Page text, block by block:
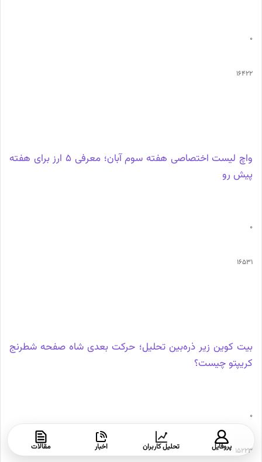
0
16422
واچ‌ لیست اختصاصی هفته سوم آبان؛ معرفی 5 ارز برای هفته
پیش رو
0
16531
بیت کوین زیر ذره‌بین تحلیل؛ حرکت بعدی شاه صفحه شطرنج
کریپتو چیست؟
0
15223 پروفایل تحلیل کاربران اخبار مقالات